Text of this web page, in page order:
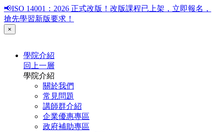
📢ISO 14001：2026 正式改版！改版課程已上架，立即報名，
搶先學習新版要求！
×
學院介紹
回上一層
學院介紹
關於我們
常見問題
講師群介紹
企業優惠專區
政府補助專區